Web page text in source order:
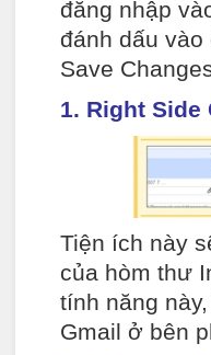
đăng nhập
đánh dấu
Save
1. Right Side
Tiện ích này
của hòm thư
tính năng
Gmail ở bên